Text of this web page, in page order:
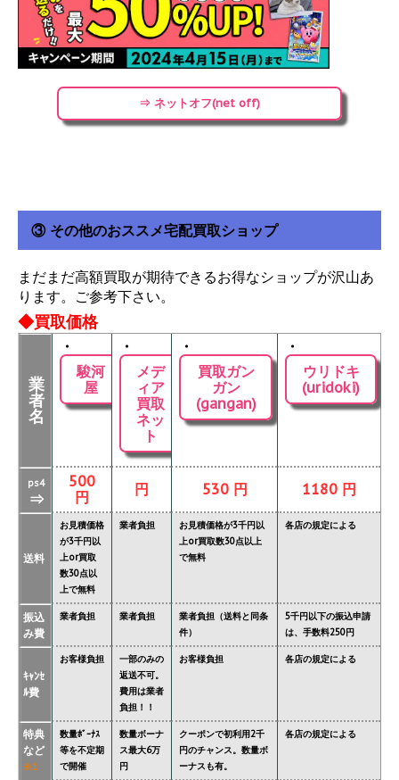
⇒ ネットオフ(net off)
③ その他のおススメ宅配買取ショップ
まだまだ高額買取が期待できるお得なショップが沢山あ
ります。ご参考下さい。
◆買取価格
業
者
名
・
駿河
屋
・
メデ
ィア
買取
ネッ
ト
・
買取ガン
ガン
(gangan)
・
ウリドキ
(uridoki)
ps4
⇒
500
円
円 530 円 1180 円
送料
お見積価格
が3千円以
上or買取
数30点以
上で無料
業者負担
お見積価格が3千円以
上or買取数30点以上
で無料
各店の規定による
振込
み費
業者負担 業者負担
業者負担（送料と同条
件）
5千円以下の振込申請
は、手数料250円
ｷｬﾝｾ
ﾙ費
お客様負担
一部のみの
返送不可。
費用は業者
負担！！
お客様負担 各店の規定による
特典
など
※1
数量ﾎﾞｰﾅｽ
等を不定期
で開催
数量ボーナ
ス最大6万
円
クーポンで初利用2千
円のチャンス。数量ボ
ーナスも有。
各店の規定による